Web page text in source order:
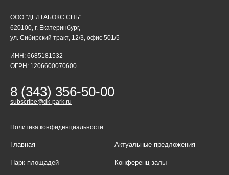
ООО "ДЕЛТАБОКС СПБ"
620100, г. Екатеринбург,
ул. Сибирский тракт, 12/3, офис 501/5
ИНН: 6685181532
ОГРН: 1206600070600
8 (343) 356-50-00
subscribe@dk-park.ru
Политика конфиденциальности
Главная Актуальные предложения
Парк площадей Конференц-залы